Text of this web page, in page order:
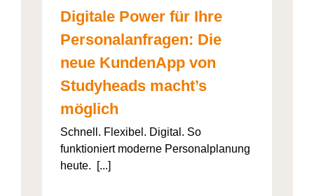
Digitale Power für Ihre
Personalanfragen: Die
neue KundenApp von
Studyheads macht’s
möglich
Schnell. Flexibel. Digital. So
funktioniert moderne Personalplanung
heute. [...]